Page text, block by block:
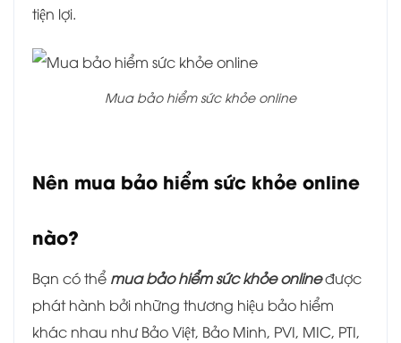
tiện lợi.
Mua bảo hiểm sức khỏe online
Nên mua bảo hiểm sức khỏe online
nào?
Bạn có thể mua bảo hiểm sức khỏe onlineđược
phát hành bởi những thương hiệu bảo hiểm
khác nhau như Bảo Việt, Bảo Minh, PVI, MIC, PTI,